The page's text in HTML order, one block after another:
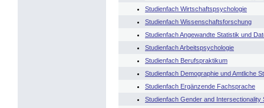
Studienfach Wirtschaftspsychologie
Studienfach Wissenschaftsforschung
Studienfach Angewandte Statistik und
Studienfach Arbeitspsychologie
Studienfach Berufspraktikum
Studienfach Demographie und Amtliche
Studienfach Ergänzende Fachsprache
Studienfach Gender and Intersectionality